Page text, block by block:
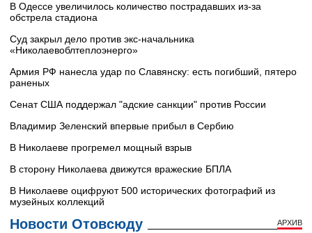
В Одессе увеличилось количество пострадавших из-за
обстрела стадиона
Суд закрыл дело против экс-начальника
«Николаевоблтеплоэнерго»
Армия РФ нанесла удар по Славянску: есть погибший, пятеро
раненых
Сенат США поддержал "адские санкции" против России
Владимир Зеленский впервые прибыл в Сербию
В Николаеве прогремел мощный взрыв
В сторону Николаева движутся вражеские БПЛА
В Николаеве оцифруют 500 исторических фотографий из
музейных коллекций
Новости Отовсюду АРХИВ